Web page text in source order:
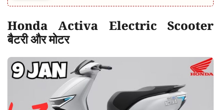
Honda Activa Electric Scooter
बैटरी और मोटर